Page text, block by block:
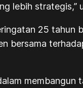
lebih strategis,”
25 tahun
bersama
membangun